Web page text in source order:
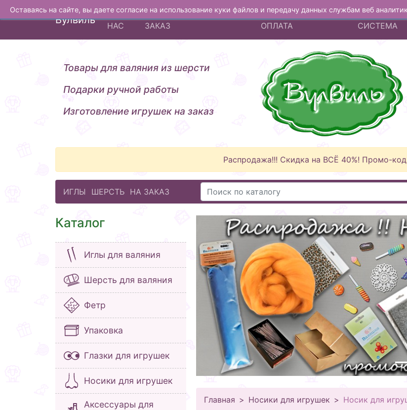
Оставаясь на сайте, вы даете согласие на использование куки файлов и передачу данных службам веб
Вулвиль
О
НАС
ИЗГОТОВЛЕНИЕ НА
ЗАКАЗ
ДОСТАВКА И
ОПЛАТА
БОНУСНАЯ
СИСТЕМА
Товары для валяния из шерсти
Подарки ручной работы
Изготовление игрушек на заказ
Распродажа!!! Скидка на ВСЁ 40%! Промо-код
ИГЛЫ ШЕРСТЬ НА ЗАКАЗ
Каталог
Иглы для валяния
Шерсть для валяния
Фетр
Упаковка
Глазки для игрушек
Носики для игрушек
Аксессуары для
Главная Носики для игрушек Носик для